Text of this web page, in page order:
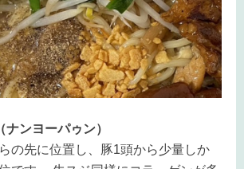
ンヨーパゥン）
の先に位置し、豚1頭から少量しか